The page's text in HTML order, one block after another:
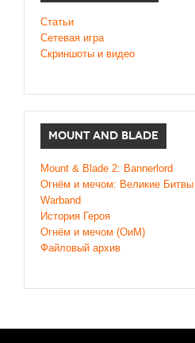
Статьи
Сетевая игра
Скриншоты и видео
MOUNT AND BLADE
Mount & Blade 2: Bannerlord
Огнём и мечом: Великие Битвы
Warband
История Героя
Огнём и мечом (ОиМ)
Файловый архив